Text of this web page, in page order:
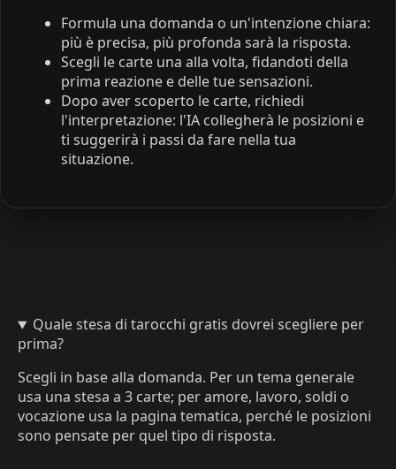
Formula una domanda o un'intenzione chiara:
più è precisa, più profonda sarà la risposta.
Scegli le carte una alla volta, fidandoti della
prima reazione e delle tue sensazioni.
Dopo aver scoperto le carte, richiedi
l'interpretazione: l'IA collegherà le posizioni e
ti suggerirà i passi da fare nella tua
situazione.
Quale stesa di tarocchi gratis dovrei scegliere per
prima?
Scegli in base alla domanda. Per un tema generale
usa una stesa a 3 carte; per amore, lavoro, soldi o
vocazione usa la pagina tematica, perché le posizioni
sono pensate per quel tipo di risposta.